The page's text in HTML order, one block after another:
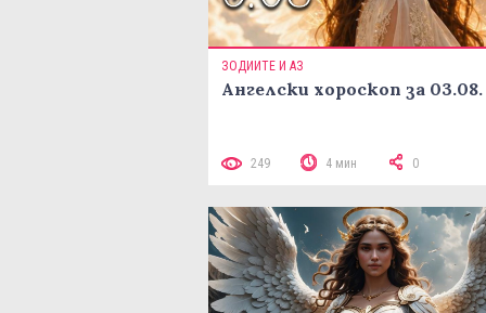
ЗОДИИТЕ И АЗ
Ангелски хороскоп за 03.08.
249 4 мин 0